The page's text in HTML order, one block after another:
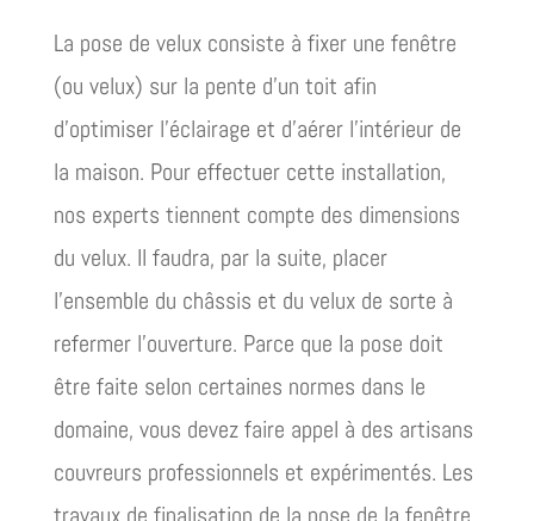
La pose de velux consiste à fixer une fenêtre
(ou velux) sur la pente d’un toit afin
d’optimiser l’éclairage et d’aérer l’intérieur de
la maison. Pour effectuer cette installation,
nos experts tiennent compte des dimensions
du velux. Il faudra, par la suite, placer
l’ensemble du châssis et du velux de sorte à
refermer l’ouverture. Parce que la pose doit
être faite selon certaines normes dans le
domaine, vous devez faire appel à des artisans
couvreurs professionnels et expérimentés. Les
travaux de finalisation de la pose de la fenêtre